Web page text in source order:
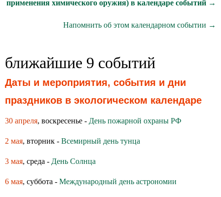
применения химического оружия) в календаре событий →
Напомнить об этом календарном событии →
ближайшие 9 событий
Даты и мероприятия, события и дни
праздников в экологическом календаре
30 апреля, воскресенье - День пожарной охраны РФ
2 мая, вторник - Всемирный день тунца
3 мая, среда - День Солнца
6 мая, суббота - Международный день астрономии